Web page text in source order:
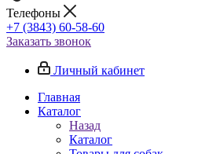
Телефоны
+7 (3843) 60-58-60
Заказать звонок
Личный кабинет
Главная
Каталог
Назад
Каталог